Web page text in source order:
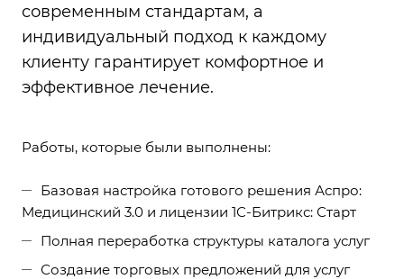
современным стандартам, а
индивидуальный подход к каждому
клиенту гарантирует комфортное и
эффективное лечение.
Работы, которые были выполнены:
Базовая настройка готового решения Аспро:
Медицинский 3.0 и лицензии 1С-Битрикс: Старт
Полная переработка структуры каталога услуг
Создание торговых предложений для услуг